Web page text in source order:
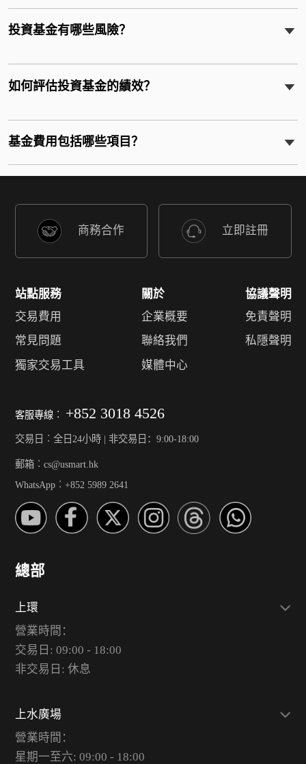
投資基金有哪些風險？
如何評估投資基金的績效？
基金費用包括哪些項目？
商務合作 立即註冊
站點服務
交易費用
常見問題
獨家交易工具
關於
企業概要
聯絡我們
媒體中心
協議聲明
免責聲明
私隱聲明
客服專線︰ +852 3018 4526
交易日︰全日24小時 | 非交易日：9:00-18:00
郵箱︰cs@usmart.hk
WhatsApp︰+852 5989 2641
總部
上環
營業時間：
交易日: 09:00 - 18:00
非交易日: 休息
上水廣場
營業時間：
星期一至六: 09:00 - 18:00